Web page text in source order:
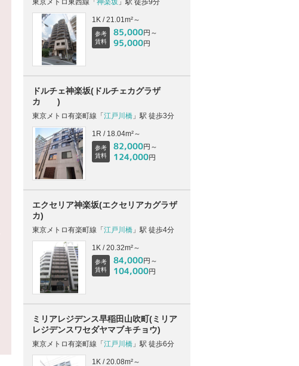
1K / 21.01m²～
参考
賃料
85,000円～
95,000円
ドルチェ神楽坂(ドルチェカグラザ
カ )
東京メトロ有楽町線「江戸川橋 」駅 徒歩3分
1R / 18.04m²～
参考
賃料
82,000円～
124,000円
エクセリア神楽坂(エクセリアカグラザ
カ)
東京メトロ有楽町線「江戸川橋 」駅 徒歩4分
1K / 20.32m²～
参考
賃料
84,000円～
104,000円
ミリアレジデンス早稲田山吹町(ミリア
レジデンスワセダヤマブキチョウ)
東京メトロ有楽町線「江戸川橋 」駅 徒歩6分
1K / 20.08m²～